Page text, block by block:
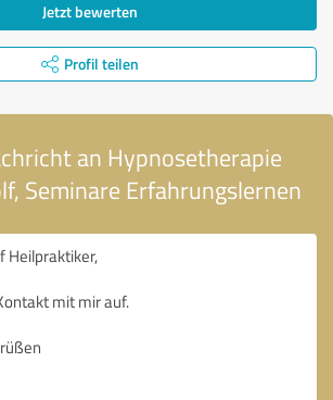
Jetzt bewerten
Profil teilen
an Hypnosetherapie
Seminare Erfahrungslernen